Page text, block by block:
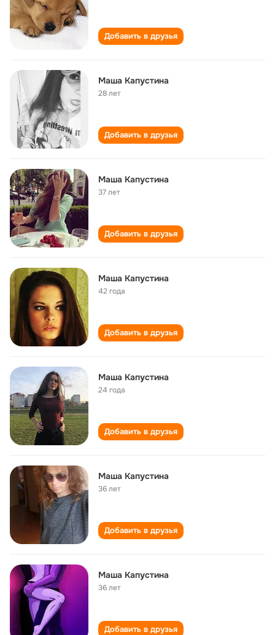
Добавить в друзья
Маша Капустина
28 лет
Добавить в друзья
Маша Капустина
37 лет
Добавить в друзья
Маша Капустина
42 года
Добавить в друзья
Маша Капустина
24 года
Добавить в друзья
Маша Капустина
36 лет
Добавить в друзья
Маша Капустина
36 лет
Добавить в друзья